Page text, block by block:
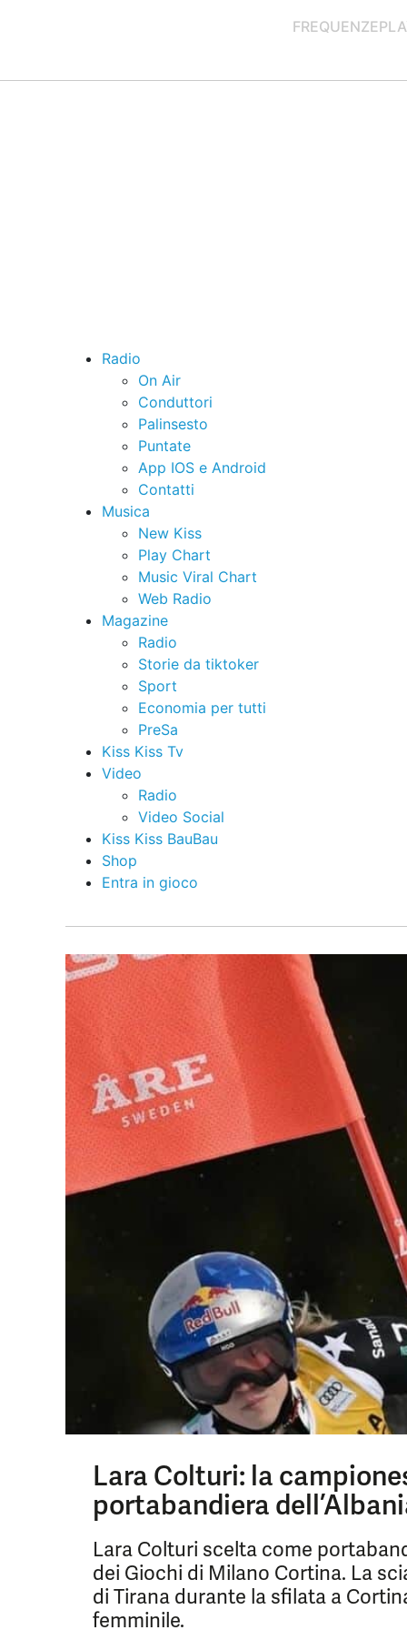
FREQUENZE
Radio
On Air
Conduttori
Palinsesto
Puntate
App IOS e Android
Contatti
Musica
New Kiss
Play Chart
Music Viral Chart
Web Radio
Magazine
Radio
Storie da tiktoker
Sport
Economia per tutti
PreSa
Kiss Kiss Tv
Video
Radio
Video Social
Kiss Kiss BauBau
Shop
Entra in gioco
Lara Colturi: la
portabandiera
Lara Colturi scelta come
dei Giochi di Milano Cortina. La
di Tirana durante la sfilata a
femminile.